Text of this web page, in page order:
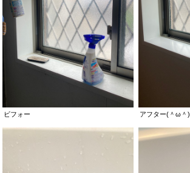
ビフォー アフター(＾ω＾)